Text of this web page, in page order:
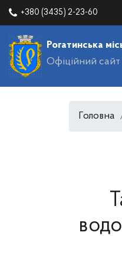
+380 (3435) 2-23-60
Рогатинська
Офіційний сайт
Головна